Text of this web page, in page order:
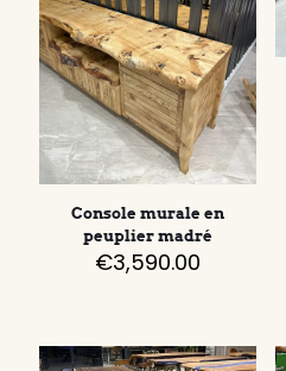
Console murale en
peuplier madré
€3,590.00